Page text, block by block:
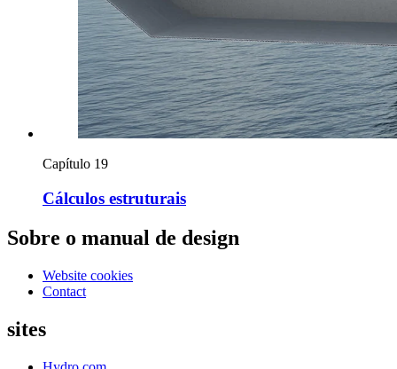
Capítulo 19
Cálculos estruturais
Sobre o manual de design
Website cookies
Contact
sites